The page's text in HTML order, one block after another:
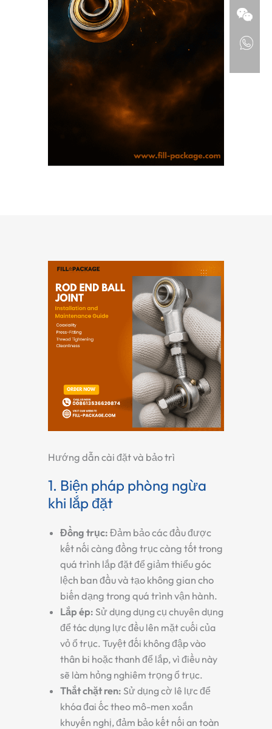
Hướng dẫn cài đặt và bảo trì
1. Biện pháp phòng ngừa
khi lắp đặt
Đồng trục: Đảm bảo các đầu được
kết nối càng đồng trục càng tốt trong
quá trình lắp đặt để giảm thiểu góc
lệch ban đầu và tạo không gian cho
biến dạng trong quá trình vận hành.
Lắp ép: Sử dụng dụng cụ chuyên dụng
để tác dụng lực đều lên mặt cuối của
vỏ ổ trục. Tuyệt đối không đập vào
thân bi hoặc thanh để lắp, vì điều này
sẽ làm hỏng nghiêm trọng ổ trục.
Thắt chặt ren: Sử dụng cờ lê lực để
khóa đai ốc theo mô-men xoắn
khuyến nghị, đảm bảo kết nối an toàn